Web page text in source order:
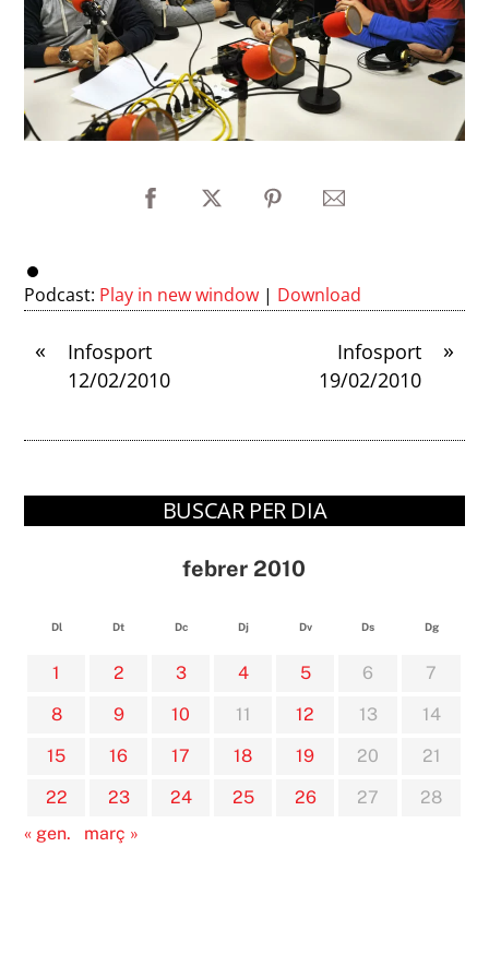
Podcast: Play in new window | Download
«
Infosport
12/02/2010
»
Infosport
19/02/2010
BUSCAR PER DIA
febrer 2010
Dl Dt Dc Dj Dv Ds Dg
1 2 3 4 5 6
7
8
9 10 11 12 13
14
15
16 17 18 19 20
21
22
23 24 25 26 27
28
« gen.
març »